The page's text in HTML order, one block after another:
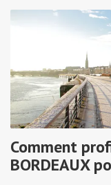
Comment
BORDEAUX